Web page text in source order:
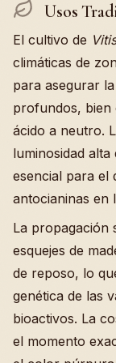
Usos
El cultivo de
climáticas de
para asegurar
profundos, bien
ácido a neutro.
luminosidad
esencial para el
antocianinas en
La propagación
esquejes de
de reposo, lo
genética de las
bioactivos. La
el momento